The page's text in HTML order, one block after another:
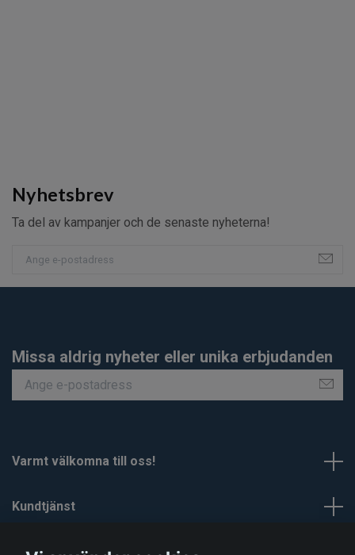
Nyhetsbrev
Ta del av kampanjer och de senaste nyheterna!
Missa aldrig nyheter eller unika erbjudanden
Varmt välkomna till oss!
Kundtjänst
Om Smartaskydd